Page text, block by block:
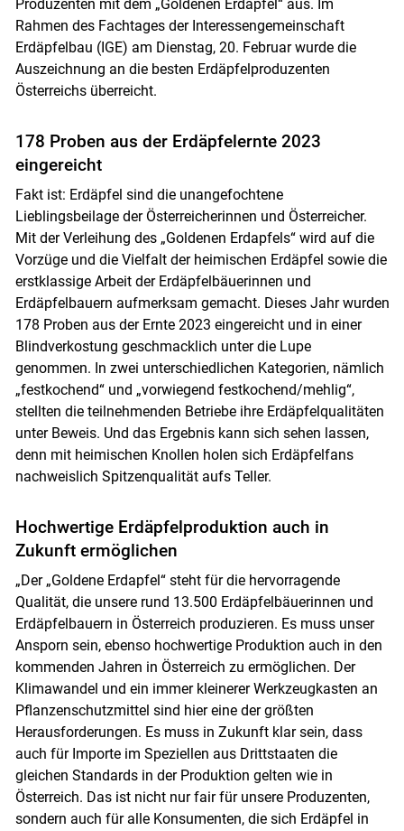
Produzenten mit dem „Goldenen Erdapfel“ aus. Im
Rahmen des Fachtages der Interessengemeinschaft
Erdäpfelbau (IGE) am Dienstag, 20. Februar wurde die
Auszeichnung an die besten Erdäpfelproduzenten
Österreichs überreicht.
178 Proben aus der Erdäpfelernte 2023
eingereicht
Fakt ist: Erdäpfel sind die unangefochtene
Lieblingsbeilage der Österreicherinnen und Österreicher.
Mit der Verleihung des „Goldenen Erdapfels“ wird auf die
Vorzüge und die Vielfalt der heimischen Erdäpfel sowie die
erstklassige Arbeit der Erdäpfelbäuerinnen und
Erdäpfelbauern aufmerksam gemacht. Dieses Jahr wurden
178 Proben aus der Ernte 2023 eingereicht und in einer
Blindverkostung geschmacklich unter die Lupe
genommen. In zwei unterschiedlichen Kategorien, nämlich
„festkochend“ und „vorwiegend festkochend/mehlig“,
stellten die teilnehmenden Betriebe ihre Erdäpfelqualitäten
unter Beweis. Und das Ergebnis kann sich sehen lassen,
denn mit heimischen Knollen holen sich Erdäpfelfans
nachweislich Spitzenqualität aufs Teller.
Hochwertige Erdäpfelproduktion auch in
Zukunft ermöglichen
„Der „Goldene Erdapfel“ steht für die hervorragende
Qualität, die unsere rund 13.500 Erdäpfelbäuerinnen und
Erdäpfelbauern in Österreich produzieren. Es muss unser
Ansporn sein, ebenso hochwertige Produktion auch in den
kommenden Jahren in Österreich zu ermöglichen. Der
Klimawandel und ein immer kleinerer Werkzeugkasten an
Pflanzenschutzmittel sind hier eine der größten
Herausforderungen. Es muss in Zukunft klar sein, dass
auch für Importe im Speziellen aus Drittstaaten die
gleichen Standards in der Produktion gelten wie in
Österreich. Das ist nicht nur fair für unsere Produzenten,
sondern auch für alle Konsumenten, die sich Erdäpfel in